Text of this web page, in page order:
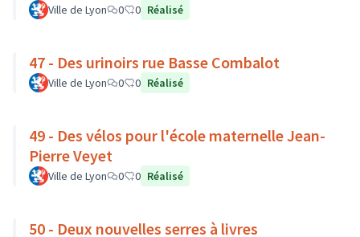
Ville de Lyon 0 0 Réalisé
47 - Des urinoirs rue Basse Combalot
Ville de Lyon 0 0 Réalisé
49 - Des vélos pour l'école maternelle Jean-
Pierre Veyet
Ville de Lyon 0 0 Réalisé
50 - Deux nouvelles serres à livres